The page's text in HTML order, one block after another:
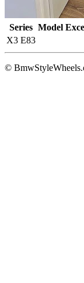
Series Model
X3 E83
©